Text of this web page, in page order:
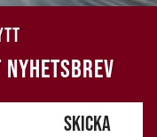
SKICKA